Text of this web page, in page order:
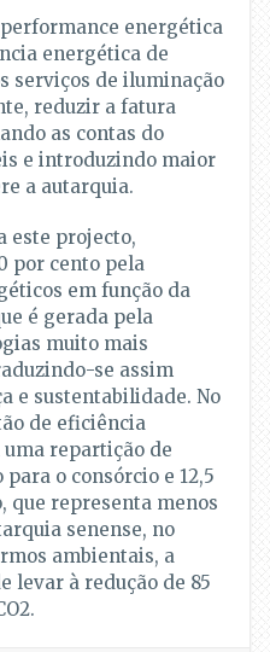
energética
energética de
serviços de iluminação
reduzir a fatura
as contas do
e introduzindo maior
a autarquia.
este projecto,
por cento pela
em função da
é gerada pela
muito mais
se assim
e sustentabilidade. No
de eficiência
repartição de
o consórcio e 12,5
que representa menos
senense, no
ambientais, a
levar à redução de 85